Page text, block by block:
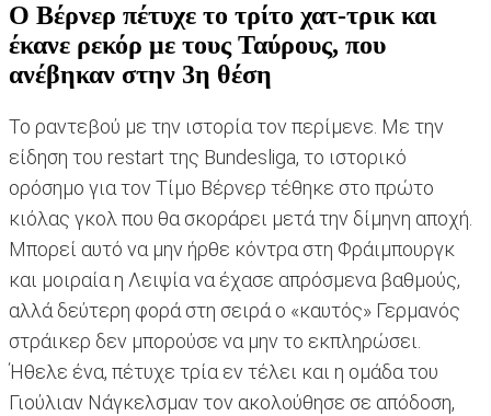
Ο Βέρνερ πέτυχε το τρίτο χατ-τρικ και
έκανε ρεκόρ με τους Ταύρους, που
ανέβηκαν στην 3η θέση
Το ραντεβού με την ιστορία τον περίμενε. Με την
είδηση του restart της Bundesliga, το ιστορικό
ορόσημο για τον Τίμο Βέρνερ τέθηκε στο πρώτο
κιόλας γκολ που θα σκοράρει μετά την δίμηνη αποχή.
Μπορεί αυτό να μην ήρθε κόντρα στη Φράιμπουργκ
και μοιραία η Λειψία να έχασε απρόσμενα βαθμούς,
αλλά δεύτερη φορά στη σειρά ο «καυτός» Γερμανός
στράικερ δεν μπορούσε να μην το εκπληρώσει.
Ήθελε ένα, πέτυχε τρία εν τέλει και η ομάδα του
Γιούλιαν Νάγκελσμαν τον ακολούθησε σε απόδοση,